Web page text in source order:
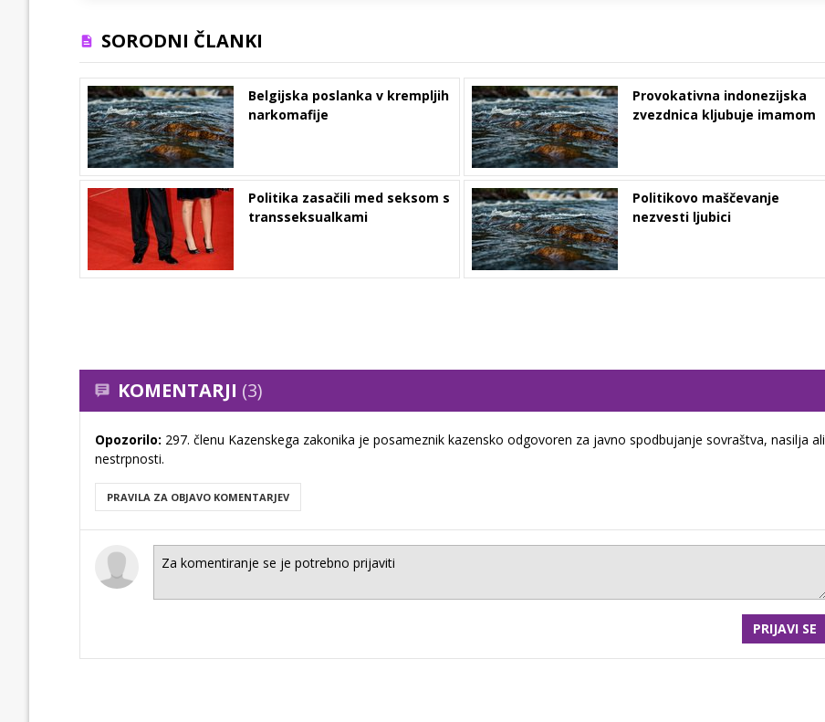
SORODNI ČLANKI
Belgijska poslanka v krempljih
narkomafije
Provokativna indonezijska
zvezdnica kljubuje imamom
Politika zasačili med seksom s
transseksualkami
Politikovo maščevanje
nezvesti ljubici
KOMENTARJI (3)
Opozorilo: 297. členu Kazenskega zakonika je posameznik kazensko odgovoren za javno spodbujanje sovraštva, nasilja ali
nestrpnosti.
PRAVILA ZA OBJAVO KOMENTARJEV
PRIJAVI SE